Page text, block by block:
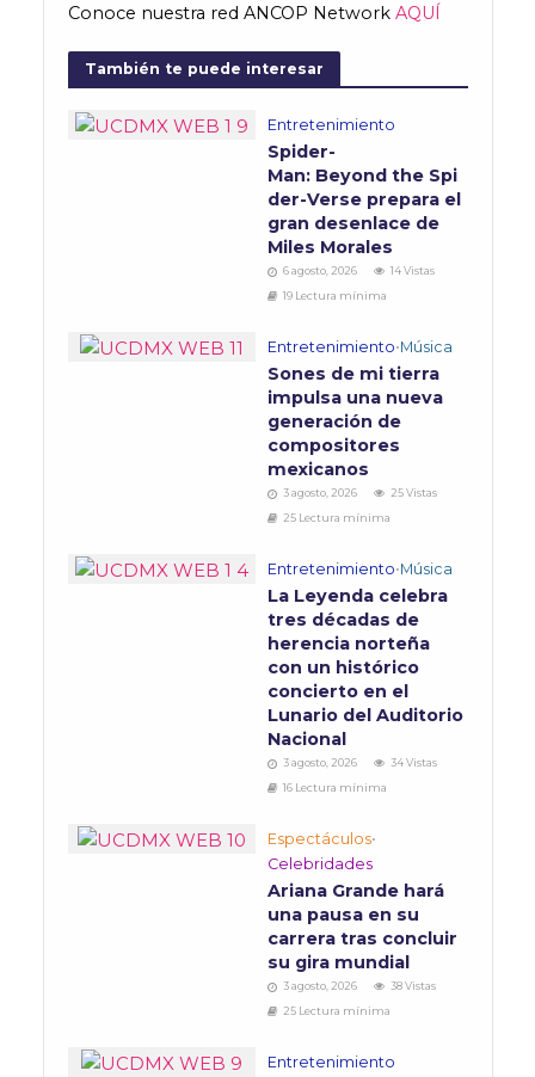
Conoce nuestra red ANCOP Network AQUÍ
También te puede interesar
Entretenimiento
Spider-
Man: Beyond the Spi
der-Verse prepara el
gran desenlace de
Miles Morales
6 agosto, 2026
14 Vistas
19 Lectura mínima
Entretenimiento•Música
Sones de mi tierra
impulsa una nueva
generación de
compositores
mexicanos
3 agosto, 2026
25 Vistas
25 Lectura mínima
Entretenimiento•Música
La Leyenda celebra
tres décadas de
herencia norteña
con un histórico
concierto en el
Lunario del Auditorio
Nacional
3 agosto, 2026
34 Vistas
16 Lectura mínima
Espectáculos•
Celebridades
Ariana Grande hará
una pausa en su
carrera tras concluir
su gira mundial
3 agosto, 2026
38 Vistas
25 Lectura mínima
Entretenimiento